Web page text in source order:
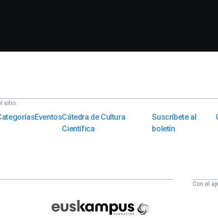
sitio:
EventosCátedra de Cultura
Científica
Suscríbete al
boletín
Fundazioa
Con el